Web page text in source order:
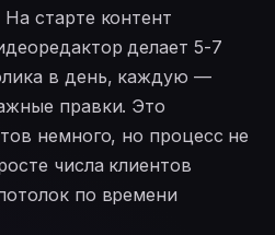
старте контент
делает 5-7
в день, каждую —
правки. Это
немного, но процесс не
числа клиентов
по времени